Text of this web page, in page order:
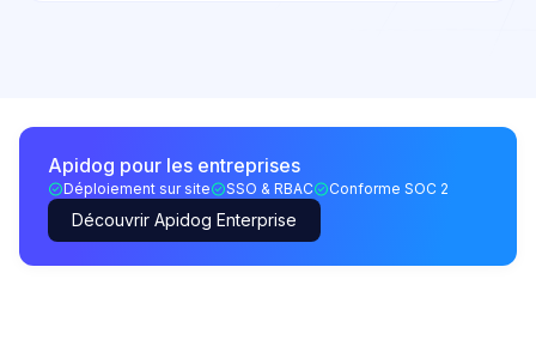
Apidog pour les entreprises
Déploiement sur site SSO & RBAC Conforme SOC 2
Découvrir Apidog Enterprise